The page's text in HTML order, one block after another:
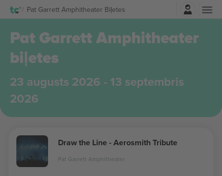
Pat Garrett Amphitheater BiļetesPierakstīties
Pat Garrett Amphitheater
biļetes
23 augusts 2026 - 13 septembris
2026
Draw the Line - Aerosmith Tribute
Pat Garrett Amphitheater